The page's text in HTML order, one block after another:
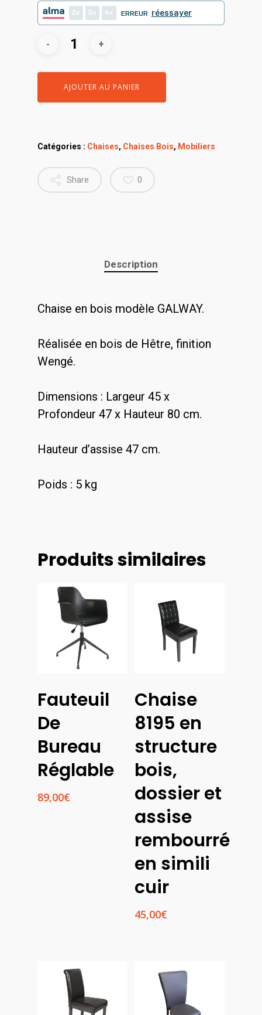
2 3 4 ERREUR réessayer
AJOUTER AU PANIER
Catégories : Chaises, Chaises Bois, Mobiliers
Share 0
Description
Chaise en bois modèle GALWAY.
Réalisée en bois de Hêtre, finition
Wengé.
Dimensions : Largeur 45 x
Profondeur 47 x Hauteur 80 cm.
Hauteur d’assise 47 cm.
Poids : 5 kg
Produits similaires
Des
Options
Fauteuil
De
Bureau
Réglable
89,00€
Des
Options
Chaise
8195 en
structure
bois,
dossier et
assise
rembourré
en simili
cuir
45,00€